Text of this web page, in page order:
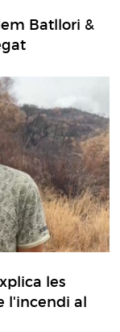
Batllori &
les
l'incendi al